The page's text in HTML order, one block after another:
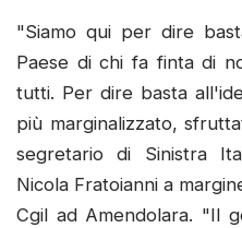
"Siamo qui per dire
Paese di chi fa finta di
tutti. Per dire basta
più marginalizzato,
segretario di Sinistra
Nicola Fratoianni a
Cgil ad Amendolara. "Il